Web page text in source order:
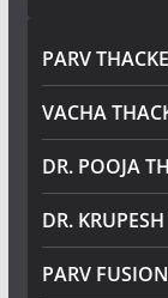
PARV
VACHA
DR. POOJA
DR.
PARV